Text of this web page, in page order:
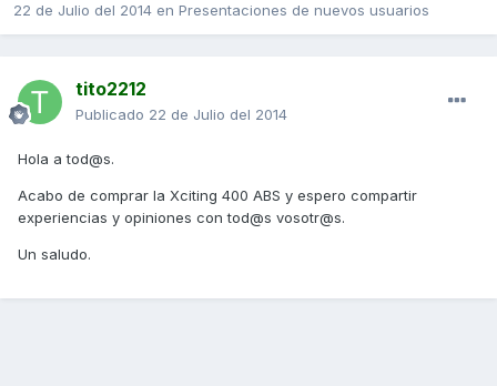
22 de Julio del 2014 en Presentaciones de nuevos usuarios
tito2212
Publicado 22 de Julio del 2014
Hola a tod@s.
Acabo de comprar la Xciting 400 ABS y espero compartir
experiencias y opiniones con tod@s vosotr@s.
Un saludo.